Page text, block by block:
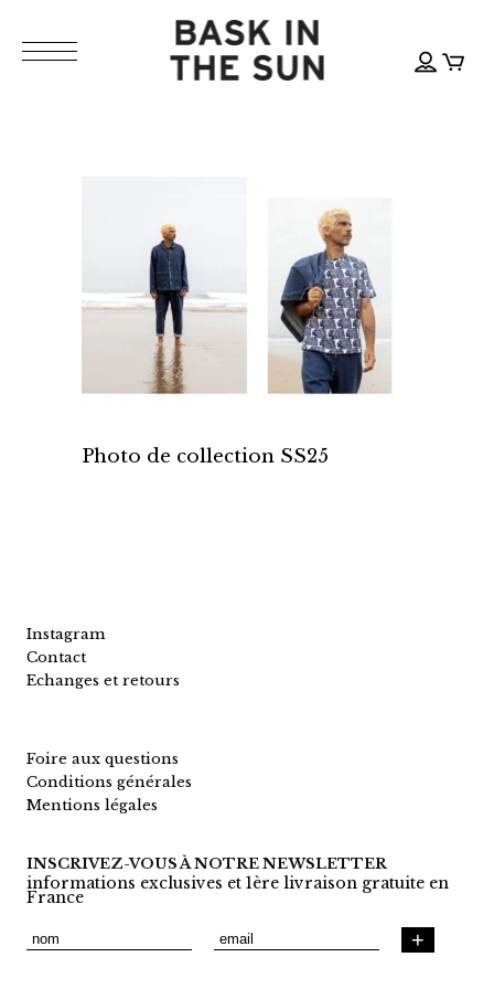
Photo de collection SS25
Instagram
Contact
Echanges et retours
Foire aux questions
Conditions générales
Mentions légales
INSCRIVEZ-VOUS À NOTRE NEWSLETTER
informations exclusives et 1ère livraison gratuite en
France